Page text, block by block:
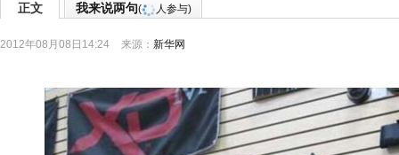
正文 我来说两句( 人参与)
2012年08月08日14:24 来源： 新华网